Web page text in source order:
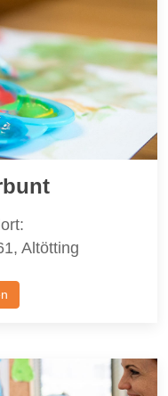
Altötting